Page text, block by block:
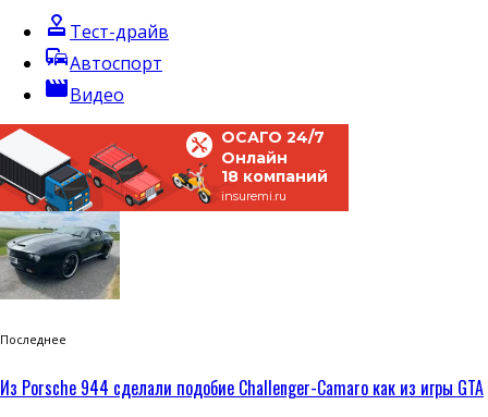
approval Тест-драйв
commuteАвтоспорт
movieВидео
ОСАГО 24/7
Онлайн
18 компаний
insuremi.ru
Последнее
Из Porsche 944 сделали подобие Challenger-Camaro как из игры GTA